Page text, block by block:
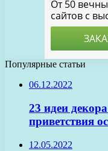
Популярные статьи
06.12.2022
23 идеи
приветствия
12.05.2022